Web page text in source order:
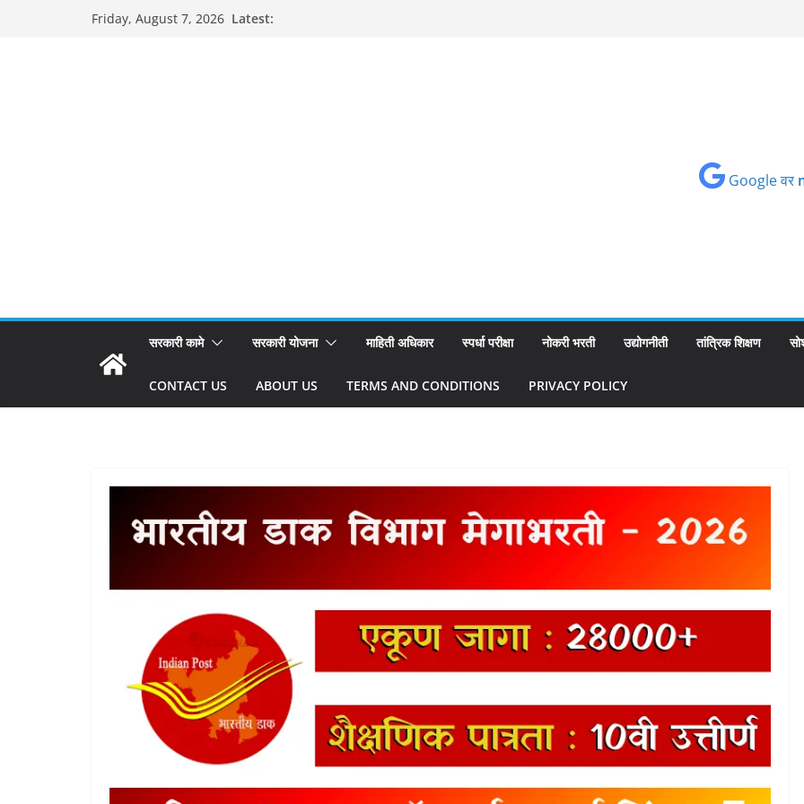
Friday, August 7, 2026 Latest:
Google वर
सरकारी कामे सरकारी योजना माहिती अधिकार स्पर्धा परीक्षा नोकरी भरती उद्योगनीती तांत्रिक शिक्षण
CONTACT US ABOUT US TERMS AND CONDITIONS PRIVACY POLICY